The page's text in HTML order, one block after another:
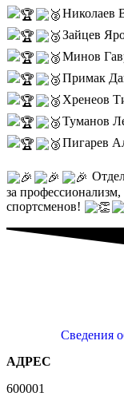
Николаев
Зайцев
Минов
Примак
Хренеов
Туманов
Пигарев
за
спортсменов!
Сведения
АДРЕС
600001